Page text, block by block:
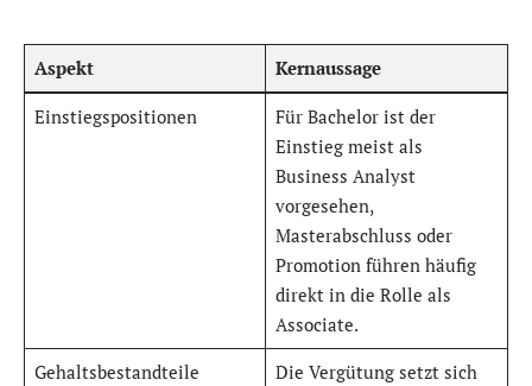
Aspekt Kernaussage
Einstiegspositionen
Für Bachelor ist der
Einstieg meist als
Business Analyst
vorgesehen,
Masterabschluss oder
Promotion führen häufig
direkt in die Rolle als
Associate.
Gehaltsbestandteile
Die Vergütung setzt sich